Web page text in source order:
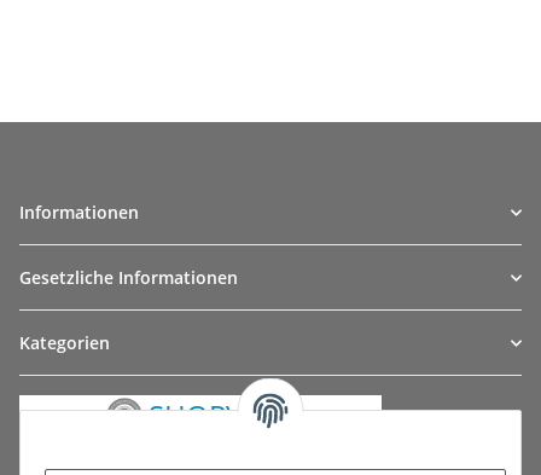
Informationen
Gesetzliche Informationen
Kategorien